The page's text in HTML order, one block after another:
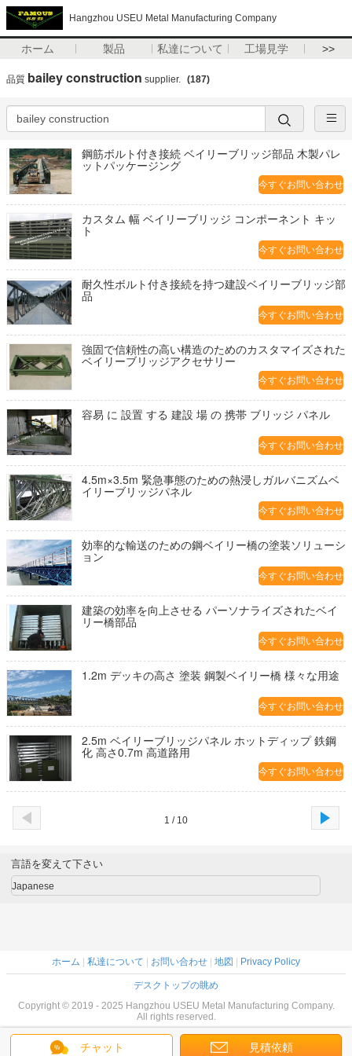
Hangzhou USEU Metal Manufacturing Company
ホーム 製品 私達について 工場見学 >>
品質 bailey construction supplier. (187)
鋼筋ボルト付き接続 ベイリーブリッジ部品 木製パレ
ットパッケージング
今すぐお問い合わせ
カスタム 幅 ベイリーブリッジ コンポーネント キッ
ト
今すぐお問い合わせ
耐久性ボルト付き接続を持つ建設ベイリーブリッジ部
品
今すぐお問い合わせ
強固で信頼性の高い構造のためのカスタマイズされた
ベイリーブリッジアクセサリー
今すぐお問い合わせ
容易 に 設置 する 建設 場 の 携帯 ブリッジ パネル
今すぐお問い合わせ
4.5m×3.5m 緊急事態のための熱浸しガルバニズムベ
イリーブリッジパネル
今すぐお問い合わせ
効率的な輸送のための鋼ベイリー橋の塗装ソリューシ
ョン
今すぐお問い合わせ
建築の効率を向上させる パーソナライズされたベイ
リー橋部品
今すぐお問い合わせ
1.2m デッキの高さ 塗装 鋼製ベイリー橋 様々な用途
今すぐお問い合わせ
2.5m ベイリーブリッジパネル ホットディップ 鉄鋼
化 高さ0.7m 高道路用
今すぐお問い合わせ
1 / 10
チャット 見積依頼
言語を変えて下さい
Japanese
ホーム 私達について お問い合わせ 地図 Privacy Policy
デスクトップの眺め
Copyright © 2019 - 2025 Hangzhou USEU Metal Manufacturing Company.
All rights reserved.